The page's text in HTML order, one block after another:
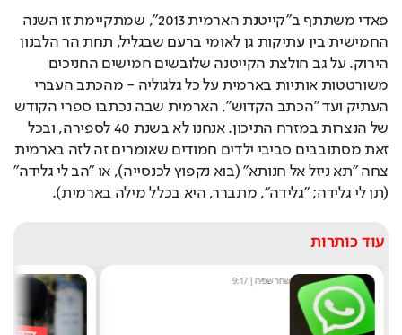
פאדי משתתף ב"קייטנת הארמית 2013", שמתקיימת זו השנה
החמישית בין עתיקות גן לאומי ברעם שבגליל, תחת הר הלבנון
הירוק. על גב חולצת הקייטנה שלובשים חמישים החניכים
משורטטות אותיות בארמית על כל גלגוליה - מהכתב העברי
העתיק ועד "הכתב הקדוש", הארמית שבה נכתבו ספרי הקודש
של הנצרות במזרח התיכון. אנחנו לא בשנת 40 לספירה, ובכל
זאת מסתובבים סביבי ילדים חמודים שאומרים זה לזה בארמית
צחה "תא ניזל אל חנותא" (בוא נקפוץ לכנסייה), או "הב לי גלידה"
(תן לי גלידה; "גלידה", מתברר, היא בכלל מילה בארמית).
עוד כותרות
מערכת תרבות היום|
8:54